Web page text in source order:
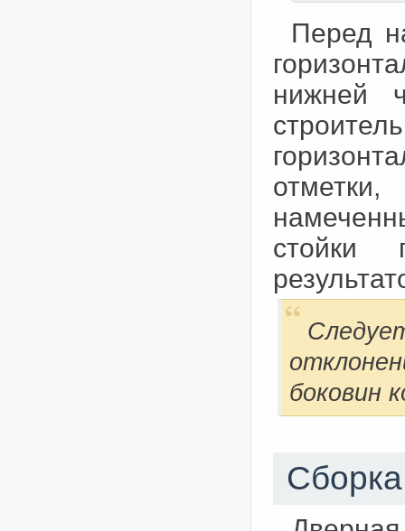
Перед
нижней
стойки
боковин